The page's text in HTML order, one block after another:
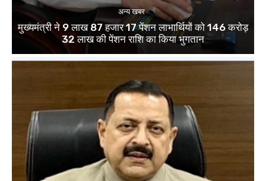
अन्य खबर
मुख्यमंत्री ने 9 लाख 87 हजार 17 पेंशन लाभार्थियों को 146 करोड़
32 लाख की पेंशन राशि का किया भुगतान